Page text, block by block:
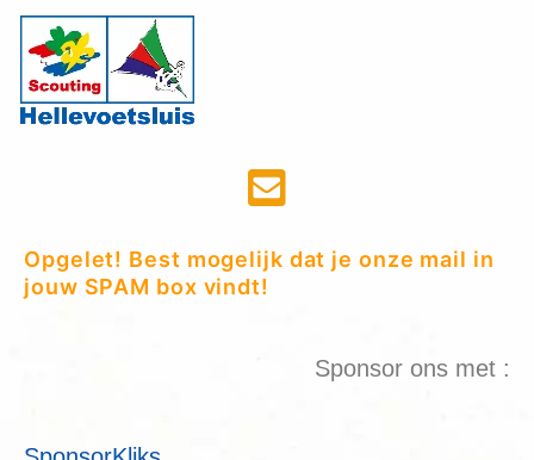
Opgelet! Best mogelijk dat je onze mail in
jouw SPAM box vindt!
Sponsor ons met :